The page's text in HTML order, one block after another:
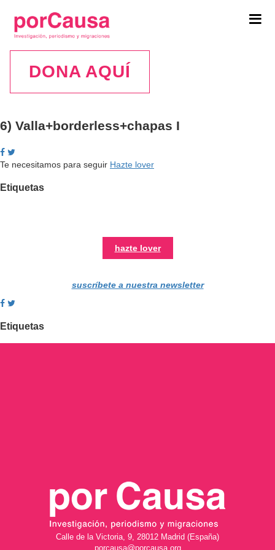
DONA AQUÍ
6) Valla+borderless+chapas I
Te necesitamos para seguir Hazte lover
Etiquetas
hazte lover
suscríbete a nuestra newsletter
Etiquetas
Calle de la Victoria, 9, 28012 Madrid (España)
porcausa@porcausa.org